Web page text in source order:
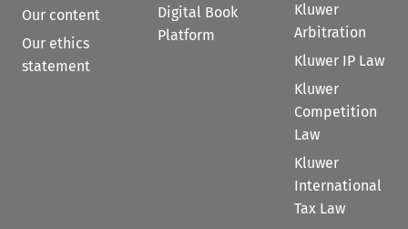
Our content
Our ethics
statement
Digital Book
Platform
Kluwer
Arbitration
Kluwer IP Law
Kluwer
Competition
Law
Kluwer
International
Tax Law